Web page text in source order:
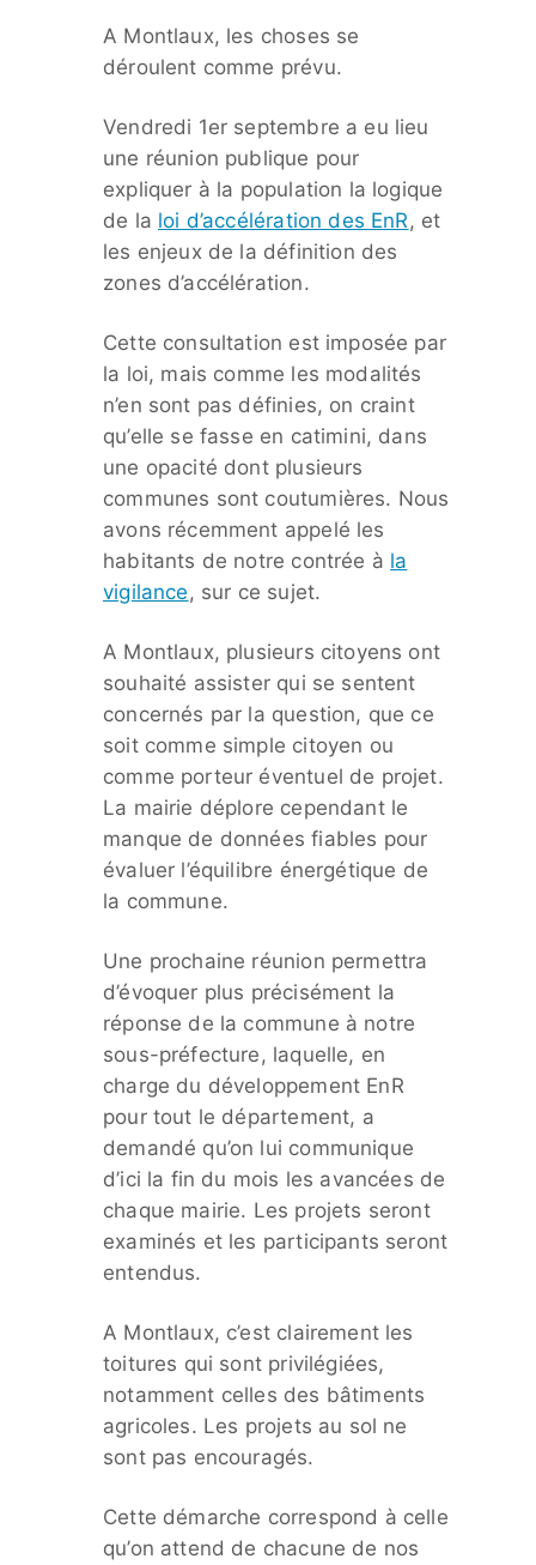
A Montlaux, les choses se
déroulent comme prévu.
Vendredi 1er septembre a eu lieu
une réunion publique pour
expliquer à la population la logique
de la loi d’accélération des EnR , et
les enjeux de la définition des
zones d’accélération.
Cette consultation est imposée par
la loi, mais comme les modalités
n’en sont pas définies, on craint
qu’elle se fasse en catimini, dans
une opacité dont plusieurs
communes sont coutumières. Nous
avons récemment appelé les
habitants de notre contrée à la
vigilance , sur ce sujet.
A Montlaux, plusieurs citoyens ont
souhaité assister qui se sentent
concernés par la question, que ce
soit comme simple citoyen ou
comme porteur éventuel de projet.
La mairie déplore cependant le
manque de données fiables pour
évaluer l’équilibre énergétique de
la commune.
Une prochaine réunion permettra
d’évoquer plus précisément la
réponse de la commune à notre
sous-préfecture, laquelle, en
charge du développement EnR
pour tout le département, a
demandé qu’on lui communique
d’ici la fin du mois les avancées de
chaque mairie. Les projets seront
examinés et les participants seront
entendus.
A Montlaux, c’est clairement les
toitures qui sont privilégiées,
notamment celles des bâtiments
agricoles. Les projets au sol ne
sont pas encouragés.
Cette démarche correspond à celle
qu’on attend de chacune de nos